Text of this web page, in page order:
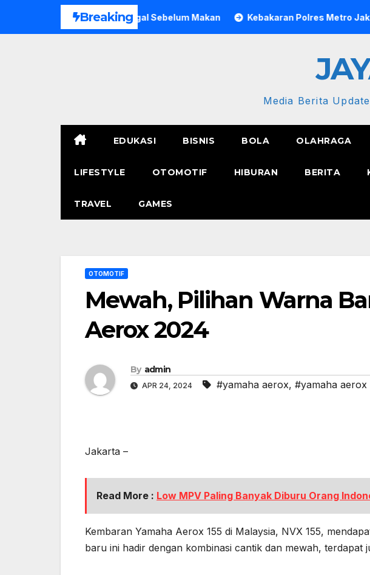
Breaking
di Bogor Meninggal Sebelum Makan Kebakaran Polres Metro Jakarta
Media Berita
EDUKASI BISNIS BOLA OLAHRAGA
LIFESTYLE OTOMOTIF HIBURAN BERITA
TRAVEL GAMES
OTOMOTIF
Mewah, Pilihan Warna
Aerox 2024
By admin
APR 24, 2024 #yamaha aerox, #yamaha aerox
Jakarta –
Read More : Low MPV Paling Banyak Diburu Orang
Kembaran Yamaha Aerox 155 di Malaysia, NVX 155,
baru ini hadir dengan kombinasi cantik dan mewah, terdapat